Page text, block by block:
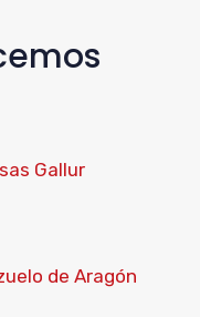
Gallur
de Aragón